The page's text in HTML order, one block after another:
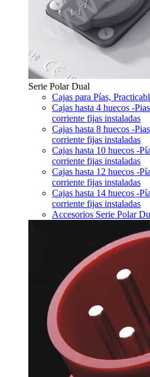
Serie Polar Dual
Cajas para Pías,
Cajas hasta 4 huecos -
corriente fijas instaladas
Cajas hasta 8 huecos -
corriente fijas instaladas
Cajas hasta 10 huecos -
corriente fijas instaladas
Cajas hasta 12 huecos -
corriente fijas instaladas
Cajas hasta 14 huecos -
corriente fijas instaladas
Accesorios Serie Polar